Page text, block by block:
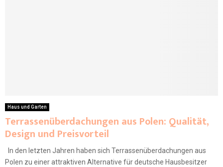
Haus und Garten
Terrassenüberdachungen aus Polen: Qualität,
Design und Preisvorteil
In den letzten Jahren haben sich Terrassenüberdachungen aus
Polen zu einer attraktiven Alternative für deutsche Hausbesitzer